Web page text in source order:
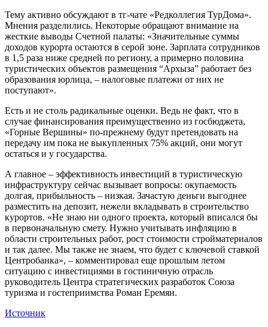
Тему активно обсуждают в тг-чате «Редколлегия ТурДома».
Мнения разделились. Некоторые обращают внимание на
жесткие выводы Счетной палаты: «Значительные суммы
доходов курорта остаются в серой зоне. Зарплата сотрудников
в 1,5 раза ниже средней по региону, а примерно половина
туристических объектов размещения “Архыза” работает без
образования юрлица, – налоговые платежи от них не
поступают».
Есть и не столь радикальные оценки. Ведь не факт, что в
случае финансирования преимущественно из госбюджета,
«Горные Вершины» по-прежнему будут претендовать на
передачу им пока не выкупленных 75% акций, они могут
остаться и у государства.
А главное – эффективность инвестиций в туристическую
инфраструктуру сейчас вызывает вопросы: окупаемость
долгая, прибыльность – низкая. Зачастую деньги выгоднее
разместить на депозит, нежели вкладывать в строительство
курортов. «Не знаю ни одного проекта, который вписался бы
в первоначальную смету. Нужно учитывать инфляцию в
области строительных работ, рост стоимости стройматериалов
и так далее. Мы также не знаем, что будет с ключевой ставкой
Центробанка», – комментировал еще прошлым летом
ситуацию с инвестициями в гостиничную отрасль
руководитель Центра стратегических разработок Союза
туризма и гостеприимства Роман Еремян.
Источник